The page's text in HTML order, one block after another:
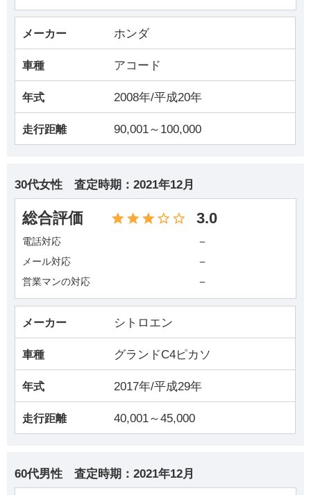
メーカー ホンダ
車種 アコード
年式 2008年/平成20年
走行距離 90,001～100,000
30代女性 査定時期： 2021年12月
総合評価 3.0
電話対応 －
メール対応 －
営業マンの対応 －
メーカー シトロエン
車種 グランドC4ピカソ
年式 2017年/平成29年
走行距離 40,001～45,000
60代男性 査定時期： 2021年12月